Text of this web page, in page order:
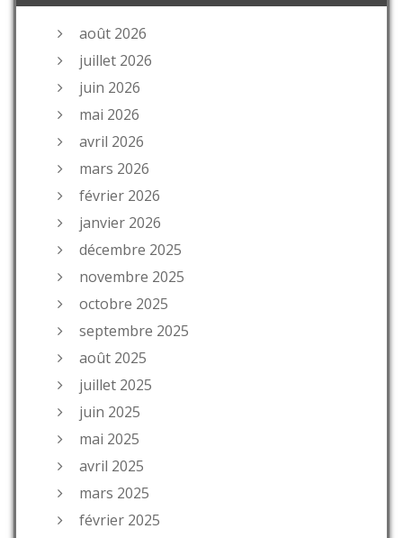
août 2026
juillet 2026
juin 2026
mai 2026
avril 2026
mars 2026
février 2026
janvier 2026
décembre 2025
novembre 2025
octobre 2025
septembre 2025
août 2025
juillet 2025
juin 2025
mai 2025
avril 2025
mars 2025
février 2025